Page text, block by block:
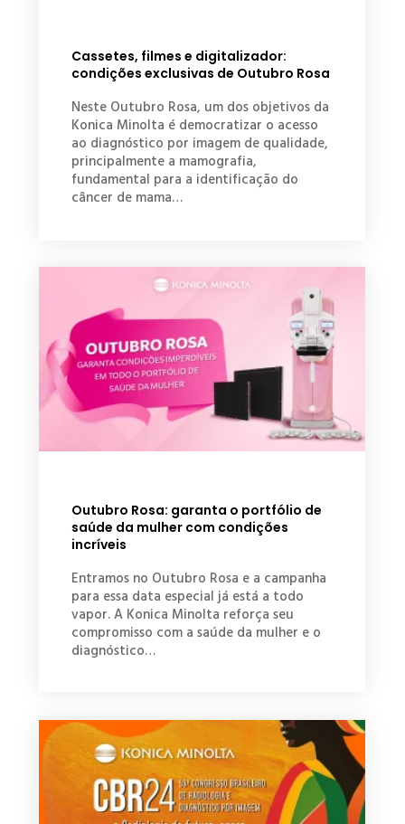
Cassetes, filmes e digitalizador:
condições exclusivas de Outubro Rosa
Neste Outubro Rosa, um dos objetivos da
Konica Minolta é democratizar o acesso
ao diagnóstico por imagem de qualidade,
principalmente a mamografia,
fundamental para a identificação do
câncer de mama…
Outubro Rosa: garanta o portfólio de
saúde da mulher com condições
incríveis
Entramos no Outubro Rosa e a campanha
para essa data especial já está a todo
vapor. A Konica Minolta reforça seu
compromisso com a saúde da mulher e o
diagnóstico…